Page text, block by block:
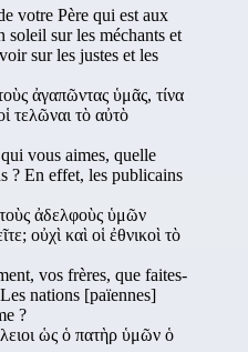
votre Père qui est aux
sur les méchants et
sur les justes et les
ἀγαπῶντας ὑμᾶς, τίνα
τελῶναι τὸ αὐτὸ
vous aimes, quelle
? En effet, les publicains
ἀδελφοὺς ὑμῶν
οὐχὶ καὶ οἱ ἐθνικοὶ τὸ
vos frères, que faites-
nations [païennes]
?
ὡς ὁ πατὴρ ὑμῶν ὁ